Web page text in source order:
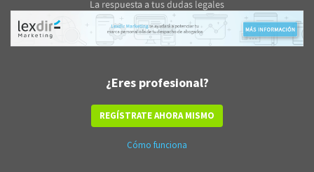
¿Eres profesional?
REGÍSTRATE AHORA MISMO
Cómo funciona